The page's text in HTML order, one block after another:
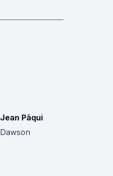
Jean Pâqui
Dawson